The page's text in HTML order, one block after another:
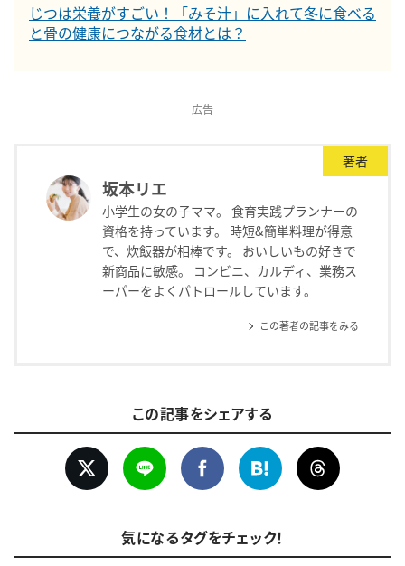
じつは栄養がすごい！「みそ汁」に入れて冬に食べる
と骨の健康につながる食材とは？
広告
著者
坂本リエ
小学生の女の子ママ。 食育実践プランナーの
資格を持っています。 時短&簡単料理が得意
で、炊飯器が相棒です。 おいしいもの好きで
新商品に敏感。 コンビニ、カルディ、業務ス
ーパーをよくパトロールしています。
この著者の記事をみる
この記事をシェアする
気になるタグをチェック！